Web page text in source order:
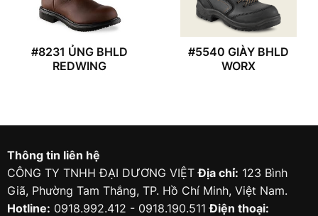
#8231 ỦNG BHLD
REDWING
#5540 GIÀY BHLD
WORX
Thông tin liên hệ
CÔNG TY TNHH ĐẠI DƯƠNG VIỆTĐịa chỉ: 123 Bình
Giã, Phường Tam Thắng, TP. Hồ Chí Minh, Việt Nam.
Hotline: 0918.992.412 - 0918.190.511Điện thoại: